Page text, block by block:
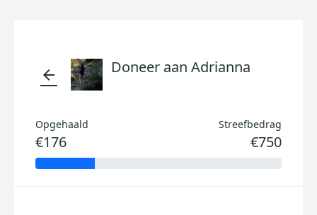
arrow_back Doneer aan Adrianna
Opgehaald
€176
Streefbedrag
€750